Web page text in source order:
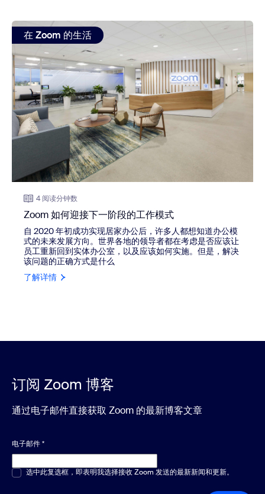
view: Zoom 如何迎接下一阶段的工作模式
在 Zoom 的生活
4 阅读分钟数
Zoom 如何迎接下一阶段的工作模式
自 2020 年初成功实现居家办公后，许多人都想知道办公模
式的未来发展方向。世界各地的领导者都在考虑是否应该让
员工重新回到实体办公室，以及应该如何实施。但是，解决
该问题的正确方式是什么
了解详情
订阅 Zoom 博客
通过电子邮件直接获取 Zoom 的最新博客文章
电子邮件*
多选或单选*
选中此复选框，即表明我选择接收 Zoom 发送的最新新闻和更新。